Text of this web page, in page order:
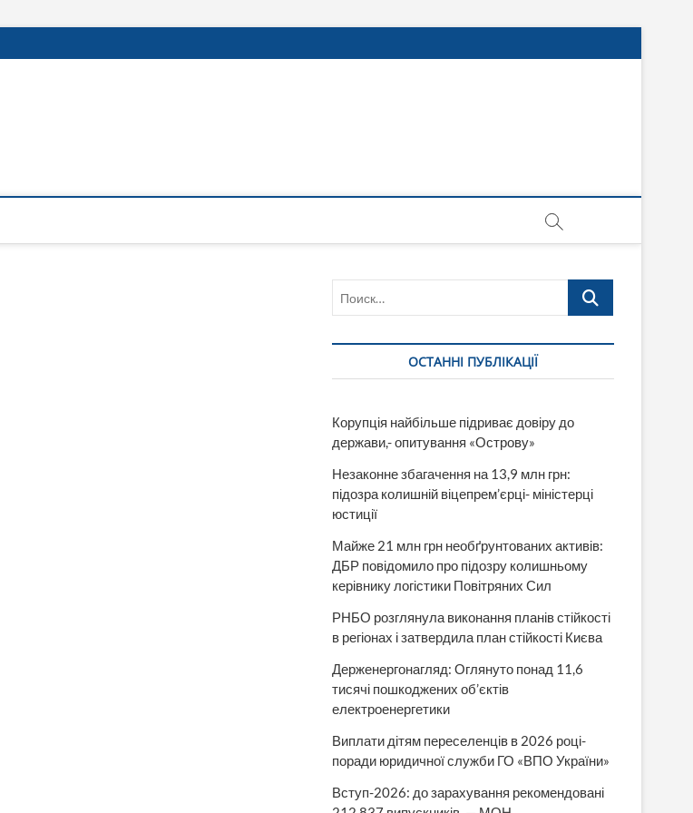
Поиск…
ОСТАННІ ПУБЛІКАЦІЇ
Корупція найбільше підриває довіру до
держави,- опитування «Острову»
Незаконне збагачення на 13,9 млн грн:
підозра колишній віцепрем’єрці- міністерці
юстиції
Майже 21 млн грн необґрунтованих активів:
ДБР повідомило про підозру колишньому
керівнику логістики Повітряних Сил
РНБО розглянула виконання планів стійкості
в регіонах і затвердила план стійкості Києва
Держенергонагляд: Оглянуто понад 11,6
тисячі пошкоджених об’єктів
електроенергетики
Виплати дітям переселенців в 2026 році-
поради юридичної служби ГО «ВПО України»
Вступ-2026: до зарахування рекомендовані